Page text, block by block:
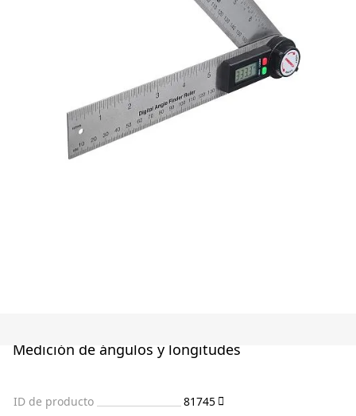
Medición de ángulos y longitudes
ID de producto
81745